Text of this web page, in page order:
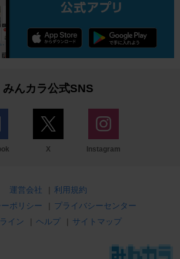
みんカラ公式SNS
X Instagram
運営会社 | 利用規約
ポリシー
| プライバシーセンター
イン
| ヘルプ | サイトマップ